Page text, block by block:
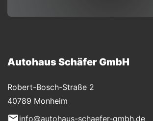
Autohaus Schäfer GmbH
Robert-Bosch-Straße 2
40789 Monheim
info@autohaus-schaefer-gmbh.de